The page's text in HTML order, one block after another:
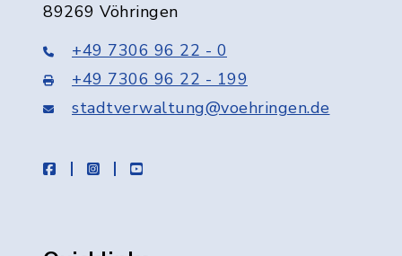
89269 Vöhringen
+49 7306 96 22 - 0
+49 7306 96 22 - 199
stadtverwaltung@voehringen.de
facebookinstagramyoutube